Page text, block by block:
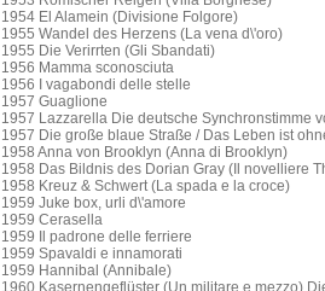
1954 El Alamein (Divisione Folgore)
1955 Wandel des Herzens (La vena d\'oro)
1955 Die Verirrten (Gli Sbandati)
1956 Mamma sconosciuta
1956 I vagabondi delle stelle
1957 Guaglione
1957 Lazzarella Die deutsche Synchronstimme
1957 Die große blaue Straße / Das Leben ist
1958 Anna von Brooklyn (Anna di Brooklyn)
1958 Das Bildnis des Dorian Gray (Il novelliere
1958 Kreuz & Schwert (La spada e la croce)
1959 Juke box, urli d\'amore
1959 Cerasella
1959 Il padrone delle ferriere
1959 Spavaldi e innamorati
1959 Hannibal (Annibale)
1960 Kasernengeflüster (Un militare e mezzo)